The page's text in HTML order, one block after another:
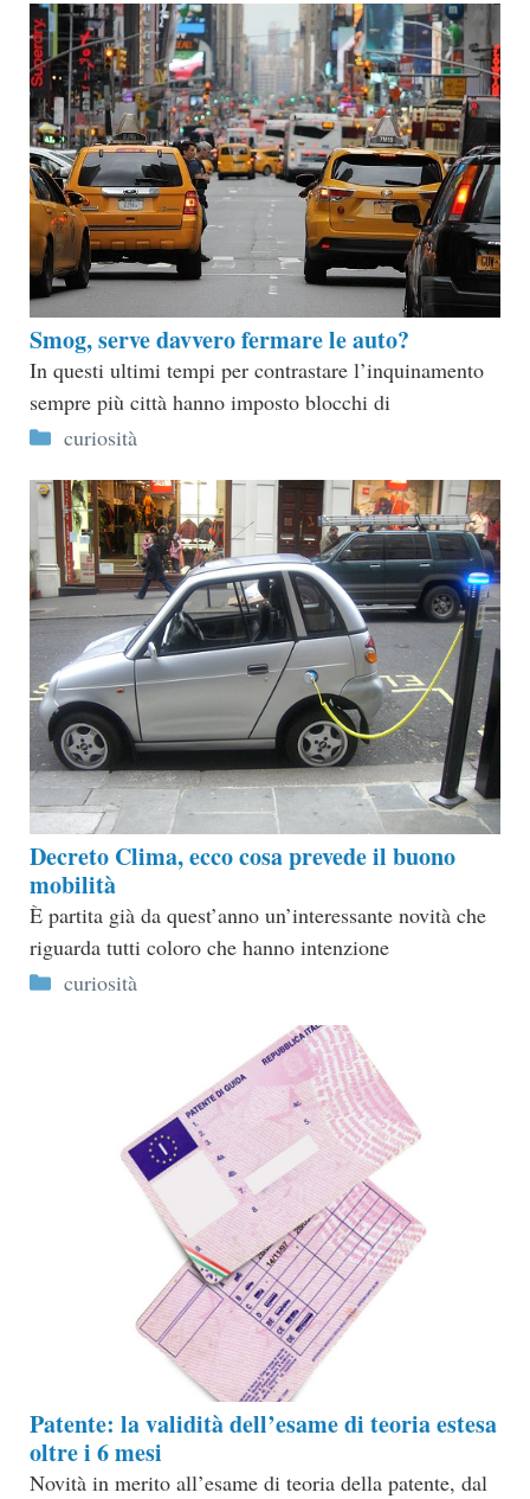
Smog, serve davvero fermare le auto?
In questi ultimi tempi per contrastare l’inquinamento
sempre più città hanno imposto blocchi di
Categorie
curiosità
Decreto Clima, ecco cosa prevede il buono
mobilità
È partita già da quest’anno un’interessante novità che
riguarda tutti coloro che hanno intenzione
Categorie
curiosità
Patente: la validità dell’esame di teoria estesa
oltre i 6 mesi
Novità in merito all’esame di teoria della patente, dal